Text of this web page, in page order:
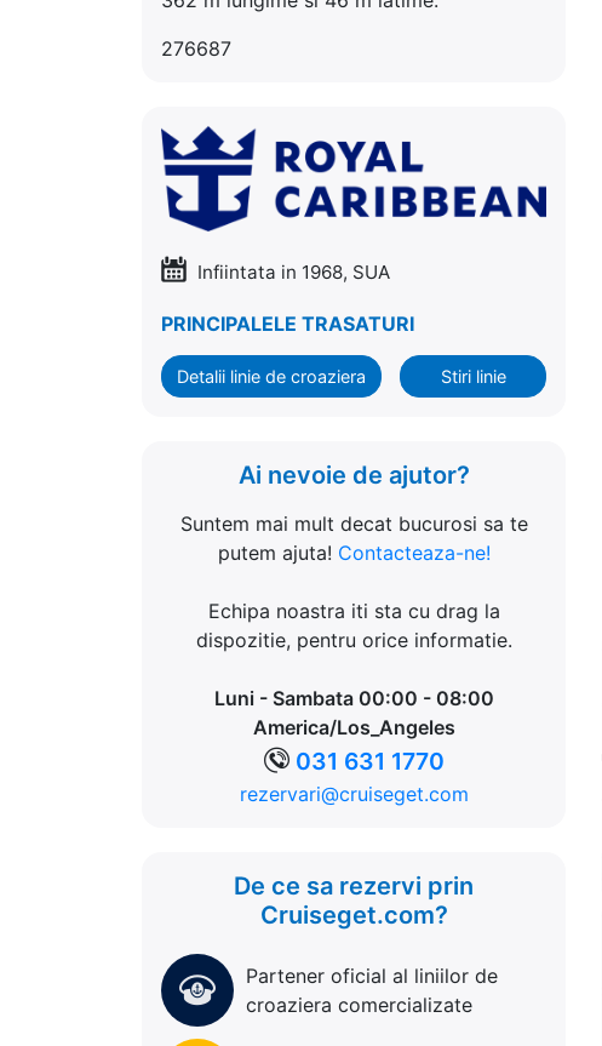
276687
Infiintata in 1968, SUA
PRINCIPALELE TRASATURI
Detalii linie de croaziera Stiri linie
Ai nevoie de ajutor?
Suntem mai mult decat bucurosi sa te
putem ajuta! Contacteaza-ne!
Echipa noastra iti sta cu drag la
dispozitie, pentru orice informatie.
Luni - Sambata 00:00 - 08:00
America/Los_Angeles
031 631 1770
rezervari@cruiseget.com
De ce sa rezervi prin
Cruiseget.com?
Partener oficial al liniilor de
croaziera comercializate